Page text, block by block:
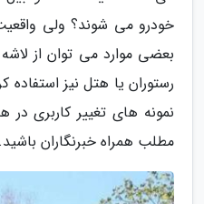
خودرو می شوند؟ ولی
بعضی موارد می توان از
رستوران یا هتل نیز استفاده
نمونه های تغییر کاربری در
مطلب همراه خبرنگاران باشید.